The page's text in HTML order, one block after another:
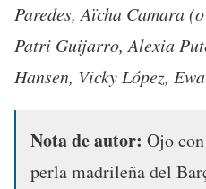
Paredes, Aïcha Camara
Patri Guijarro, Alexia
Hansen, Vicky López,
Nota de autor: Ojo con
perla madrileña del